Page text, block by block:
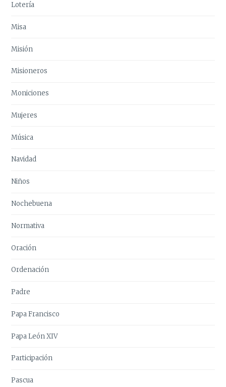
Lotería
Misa
Misión
Misioneros
Moniciones
Mujeres
Música
Navidad
Niños
Nochebuena
Normativa
Oración
Ordenación
Padre
Papa Francisco
Papa León XIV
Participación
Pascua